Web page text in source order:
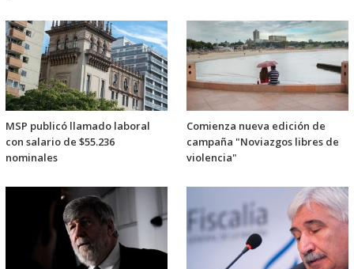
MSP publicó llamado laboral
con salario de $55.236
nominales
Comienza nueva edición de
campaña "Noviazgos libres de
violencia"